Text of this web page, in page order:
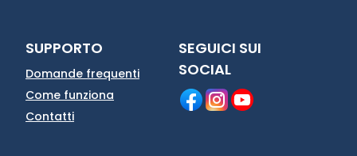
SUPPORTO
Domande frequenti
Come funziona
Contatti
SEGUICI SUI
SOCIAL